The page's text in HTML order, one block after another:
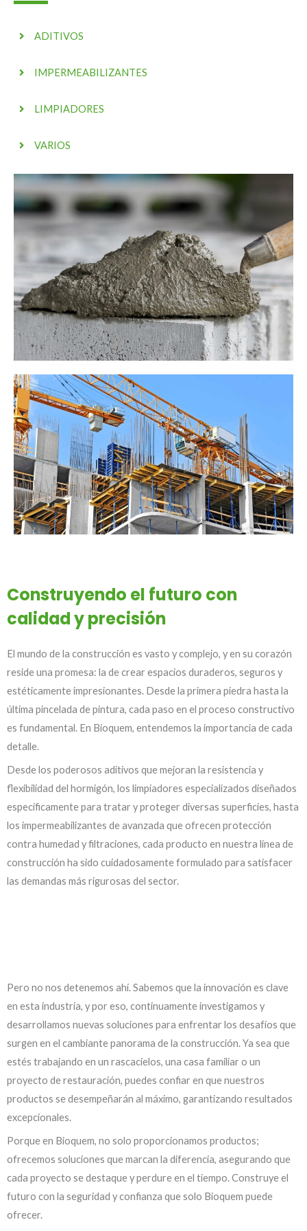
ADITIVOS
IMPERMEABILIZANTES
LIMPIADORES
VARIOS
Construyendo el futuro con
calidad y precisión
El mundo de la construcción es vasto y complejo, y en su corazón
reside una promesa: la de crear espacios duraderos, seguros y
estéticamente impresionantes. Desde la primera piedra hasta la
última pincelada de pintura, cada paso en el proceso constructivo
es fundamental. En Bioquem, entendemos la importancia de cada
detalle.
Desde los poderosos aditivos que mejoran la resistencia y
flexibilidad del hormigón, los limpiadores especializados diseñados
específicamente para tratar y proteger diversas superficies, hasta
los impermeabilizantes de avanzada que ofrecen protección
contra humedad y filtraciones, cada producto en nuestra línea de
construcción ha sido cuidadosamente formulado para satisfacer
las demandas más rigurosas del sector.
Pero no nos detenemos ahí. Sabemos que la innovación es clave
en esta industria, y por eso, continuamente investigamos y
desarrollamos nuevas soluciones para enfrentar los desafíos que
surgen en el cambiante panorama de la construcción. Ya sea que
estés trabajando en un rascacielos, una casa familiar o un
proyecto de restauración, puedes confiar en que nuestros
productos se desempeñarán al máximo, garantizando resultados
excepcionales.
Porque en Bioquem, no solo proporcionamos productos;
ofrecemos soluciones que marcan la diferencia, asegurando que
cada proyecto se destaque y perdure en el tiempo. Construye el
futuro con la seguridad y confianza que solo Bioquem puede
ofrecer.